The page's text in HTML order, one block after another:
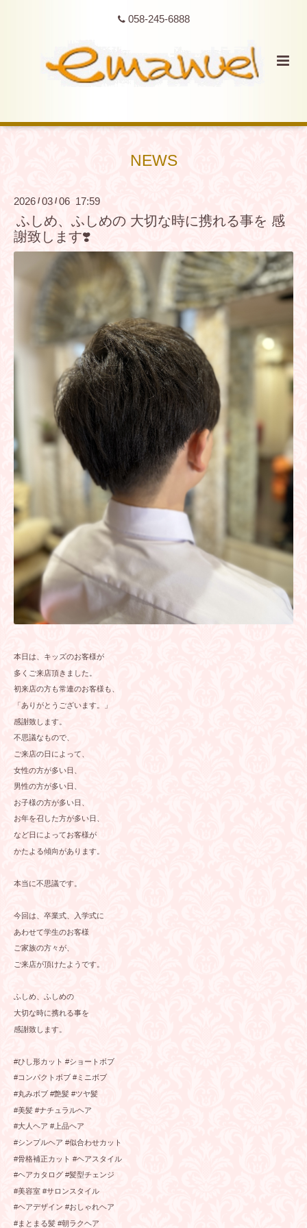
058-245-6888
NEWS
2026 /03 / 06 17:59
ふしめ、ふしめの 大切な時に携れる事を 感
謝致します❣️
本日は、キッズのお客様が
多くご来店頂きました。
初来店の方も常連のお客様も、
「ありがとうございます。」
感謝致します。
不思議なもので、
ご来店の日によって、
女性の方が多い日、
男性の方が多い日、
お子様の方が多い日、
お年を召した方が多い日、
など日によってお客様が
かたよる傾向があります。
本当に不思議です。
今回は、卒業式、入学式に
あわせて学生のお客様
ご家族の方々が、
ご来店が頂けたようです。
ふしめ、ふしめの
大切な時に携れる事を
感謝致します。
#ひし形カット #ショートボブ
#コンパクトボブ #ミニボブ
#丸みボブ #艶髪 #ツヤ髪
#美髪 #ナチュラルヘア
#大人ヘア #上品ヘア
#シンプルヘア #似合わせカット
#骨格補正カット #ヘアスタイル
#ヘアカタログ #髪型チェンジ
#美容室 #サロンスタイル
#ヘアデザイン #おしゃれヘア
#まとまる髪 #朝ラクヘア